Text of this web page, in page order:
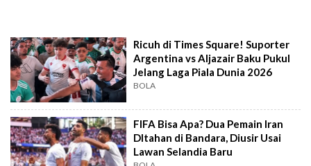
Ricuh di Times Square! Suporter
Argentina vs Aljazair Baku Pukul
Jelang Laga Piala Dunia 2026
BOLA
FIFA Bisa Apa? Dua Pemain Iran
DItahan di Bandara, Diusir Usai
Lawan Selandia Baru